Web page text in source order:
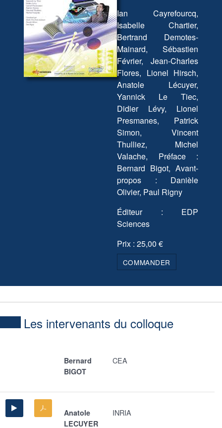
Ian Cayrefourcq,
Isabelle Chartier,
Bertrand Demotes-
Mainard, Sébastien
Février, Jean-Charles
Flores, Lionel Hirsch,
Anatole Lécuyer,
Yannick Le Tiec,
Didier Lévy, Lionel
Presmanes, Patrick
Simon, Vincent
Thulliez, Michel
Valache, Préface :
Bernard Bigot, Avant-
propos : Danièle
Olivier, Paul Rigny
Éditeur : EDP
Sciences
Prix : 25,00 €
COMMANDER
Les intervenants du colloque
Bernard
BIGOT
CEA
Anatole
LECUYER
INRIA